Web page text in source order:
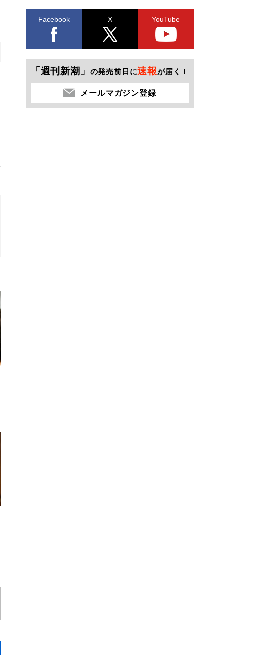
Facebook X YouTube
「週刊新潮」 の発売前日に速報が届く！
メールマガジン登録